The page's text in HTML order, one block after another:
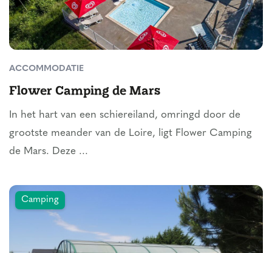
ACCOMMODATIE
Flower Camping de Mars
In het hart van een schiereiland, omringd door de
grootste meander van de Loire, ligt Flower Camping
de Mars. Deze ...
Camping